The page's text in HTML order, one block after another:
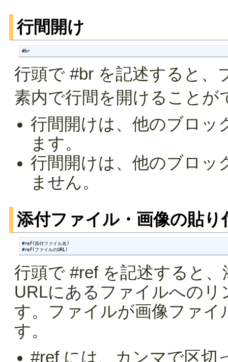
行間開け
#br
行頭で #br を記述すると、
素内で行間を開けることが
行間開けは、他のブロッ
ます。
行間開けは、他のブロッ
ません。
添付ファイル・画像の貼り
#ref(添付ファイル名)
#ref(ファイルのURL)
行頭で #ref を記述すると
URLにあるファイルへの
す。ファイルが画像ファイ
す。
#ref には、カンマで区切